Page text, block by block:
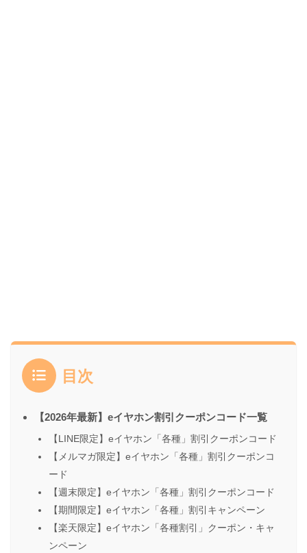
目次
【2026年最新】eイヤホン割引クーポンコード一覧
【LINE限定】eイヤホン「各種」割引クーポンコード
【メルマガ限定】eイヤホン「各種」割引クーポンコ
ード
【週末限定】eイヤホン「各種」割引クーポンコード
【期間限定】eイヤホン「各種」割引キャンペーン
【楽天限定】eイヤホン「各種割引」クーポン・キャ
ンペーン